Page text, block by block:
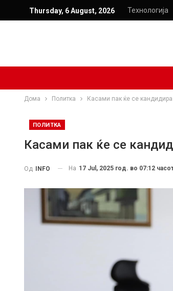
Thursday, 6 August, 2026 Технологија
Дома Политка Касами пак ќе се
ПОЛИТКА
Касами пак ќе се
Од INFO На 17 Jul, 2025 год. во 07:12